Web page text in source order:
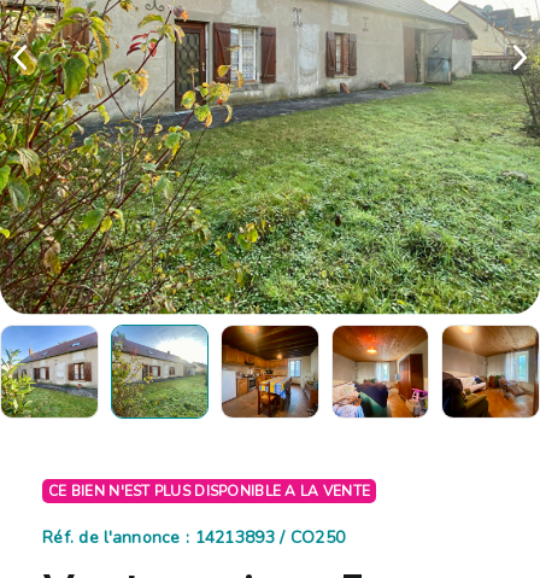
CE BIEN N'EST PLUS DISPONIBLE A LA VENTE
Réf. de l'annonce : 14213893 / CO250